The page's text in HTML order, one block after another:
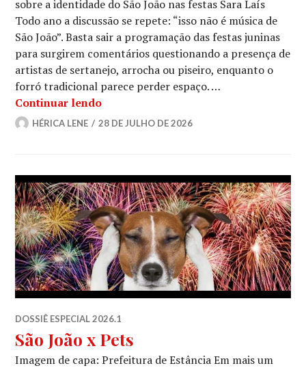
sobre a identidade do São João nas festas Sara Laís
Todo ano a discussão se repete: “isso não é música de
São João”. Basta sair a programação das festas juninas
para surgirem comentários questionando a presença de
artistas de sertanejo, arrocha ou piseiro, enquanto o
forró tradicional parece perder espaço. …
Continuar lendoAinda é São João sem o forró?
HÉRICA LENE 28 DE JULHO DE 2026
DOSSIÊ ESPECIAL 2026.1
São João x Pets
Imagem de capa: Prefeitura de Estância Em mais um